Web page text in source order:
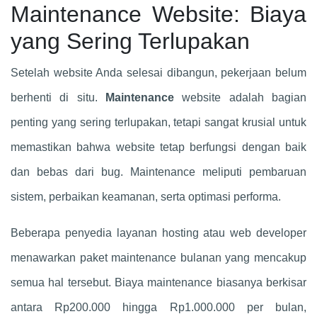
Maintenance Website: Biaya
yang Sering Terlupakan
Setelah website Anda selesai dibangun, pekerjaan belum
berhenti di situ. Maintenance website adalah bagian
penting yang sering terlupakan, tetapi sangat krusial untuk
memastikan bahwa website tetap berfungsi dengan baik
dan bebas dari bug. Maintenance meliputi pembaruan
sistem, perbaikan keamanan, serta optimasi performa.
Beberapa penyedia layanan hosting atau web developer
menawarkan paket maintenance bulanan yang mencakup
semua hal tersebut. Biaya maintenance biasanya berkisar
antara Rp200.000 hingga Rp1.000.000 per bulan,